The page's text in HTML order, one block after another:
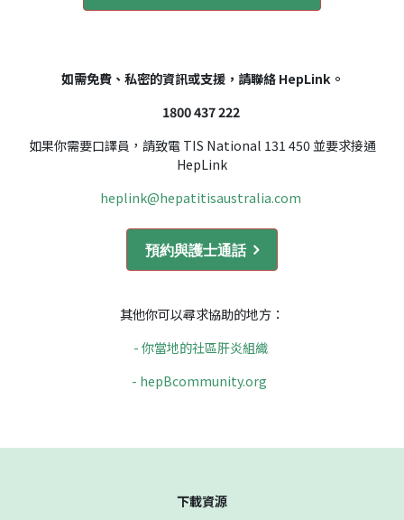
如需免費、私密的資訊或支援，請聯絡HepLink 。
1800 437 222
如果你需要口譯員，請致電 TIS National 131 450 並要求接通
HepLink
heplink@hepatitisaustralia.com
預約與護士通話
其他你可以尋求協助的地方：
- 你當地的社區肝炎組織
- hepBcommunity.org
下載資源